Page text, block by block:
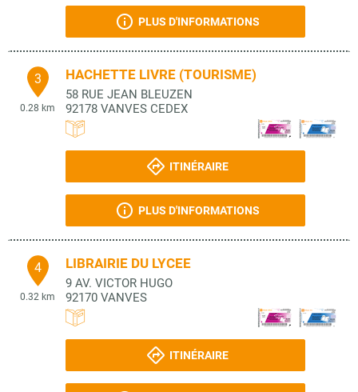
PLUS D'INFORMATIONS
3
0.28 km
HACHETTE LIVRE (TOURISME)
58 RUE JEAN BLEUZEN
92178 VANVES CEDEX
ITINÉRAIRE
PLUS D'INFORMATIONS
4
0.32 km
LIBRAIRIE DU LYCEE
9 AV. VICTOR HUGO
92170 VANVES
ITINÉRAIRE